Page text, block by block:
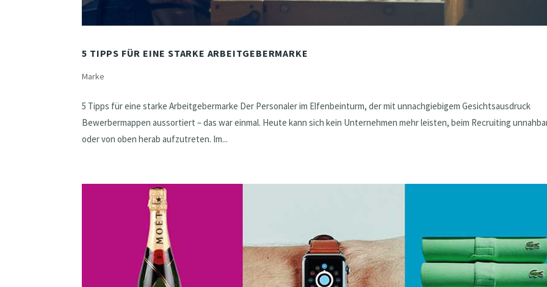
5 TIPPS FÜR EINE STARKE ARBEITGEBERMARKE
Marke
5 Tipps für eine starke Arbeitgebermarke Der Personaler im Elfenbeinturm, der mit unnachgiebigem Gesichtsausdruck
Bewerbermappen aussortiert – das war einmal. Heute kann sich kein Unternehmen mehr leisten, beim Recruiting
oder von oben herab aufzutreten. Im...